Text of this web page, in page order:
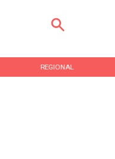
REGIONAL